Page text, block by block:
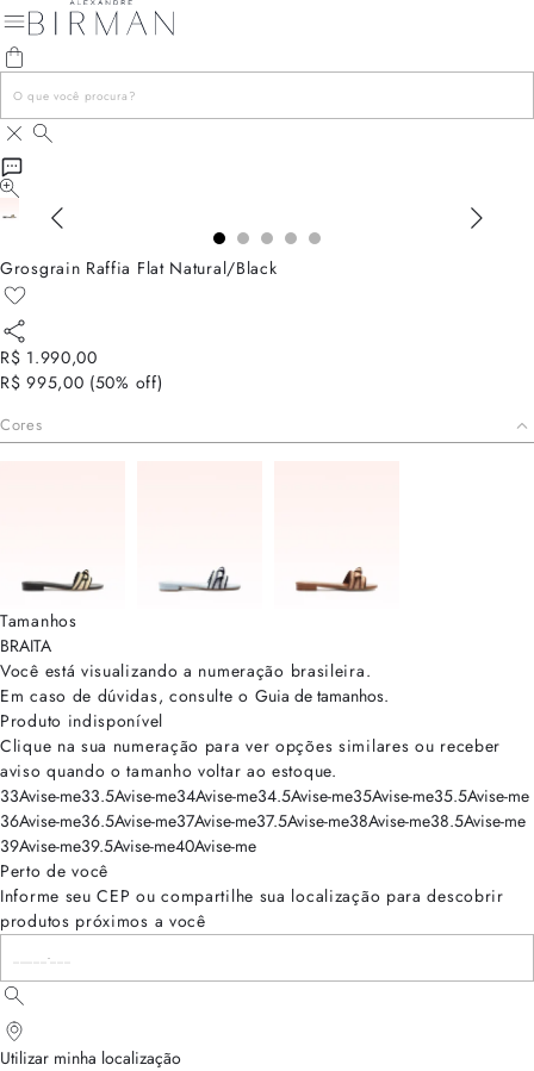
Grosgrain Raffia Flat Natural/Black
R$ 1.990,00
R$ 995,00 (50% off)
Cores
Tamanhos
BRAITA
Você está visualizando a numeração brasileira.
Em caso de dúvidas, consulte o Guia de tamanhos.
Produto indisponível
Clique na sua numeração para ver opções similares ou receber
aviso quando o tamanho voltar ao estoque.
33Avise-me33.5Avise-me34Avise-me34.5Avise-me35Avise-me35.5Avise-me
36Avise-me36.5Avise-me37Avise-me37.5Avise-me38Avise-me38.5Avise-me
39Avise-me39.5Avise-me40Avise-me
Perto de você
Informe seu CEP ou compartilhe sua localização para descobrir
produtos próximos a você
Utilizar minha localização